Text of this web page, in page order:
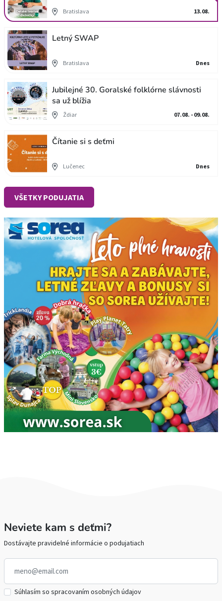
Bratislava 13.08.
Letný SWAP
Bratislava Dnes
Jubilejné 30. Goralské folklórne slávnosti
sa už blížia
Ždiar 07.08. - 09.08.
Čítanie si s deťmi
Lučenec Dnes
VŠETKY PODUJATIA
Neviete kam s deťmi?
Dostávajte pravidelné informácie o podujatiach
Súhlasím so spracovaním osobných údajov